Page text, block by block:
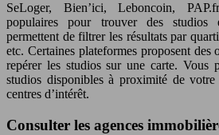
SeLoger, Bien’ici, Leboncoin,
populaires pour trouver des
permettent de filtrer les résultats par
etc. Certaines plateformes proposent
repérer les studios sur une carte. Vous
studios disponibles à proximité de
centres d’intérêt.
Consulter les agences